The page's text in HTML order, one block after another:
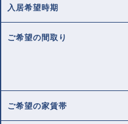
入居希望時期
ご希望の間取り
ご希望の家賃帯